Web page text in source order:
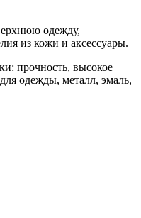
одежду,
из кожи и аксессуары.
прочность, высокое
одежды, металл, эмаль,